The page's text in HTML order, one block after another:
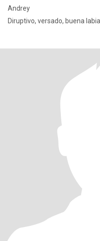
Andrey
Diruptivo, versado, buena